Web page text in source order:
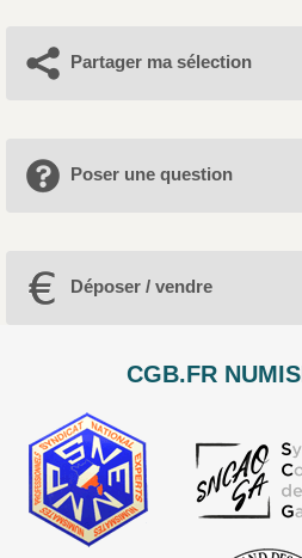
Partager ma sélection
Poser une question
Déposer / vendre
CGB.FR